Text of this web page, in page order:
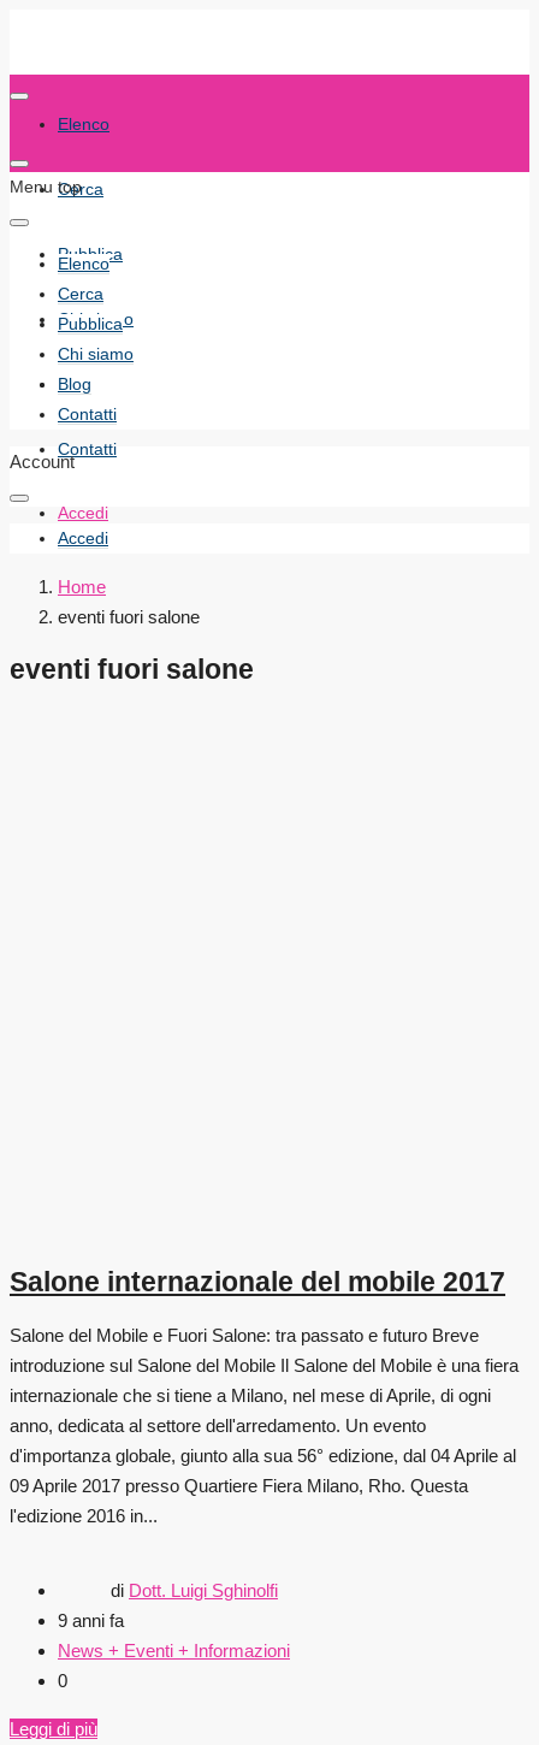
Elenco
Cerca
Pubblica
Chi siamo
Blog
Contatti
Accedi
Menu top
Elenco
Cerca
Pubblica
Chi siamo
Blog
Contatti
Account
Accedi
Home
eventi fuori salone
eventi fuori salone
Salone internazionale del mobile 2017
Salone del Mobile e Fuori Salone: tra passato e futuro Breve
introduzione sul Salone del Mobile Il Salone del Mobile è una fiera
internazionale che si tiene a Milano, nel mese di Aprile, di ogni
anno, dedicata al settore dell'arredamento. Un evento
d'importanza globale, giunto alla sua 56° edizione, dal 04 Aprile al
09 Aprile 2017 presso Quartiere Fiera Milano, Rho. Questa
l'edizione 2016 in...
di Dott. Luigi Sghinolfi
9 anni fa
News + Eventi + Informazioni
0
Leggi di più